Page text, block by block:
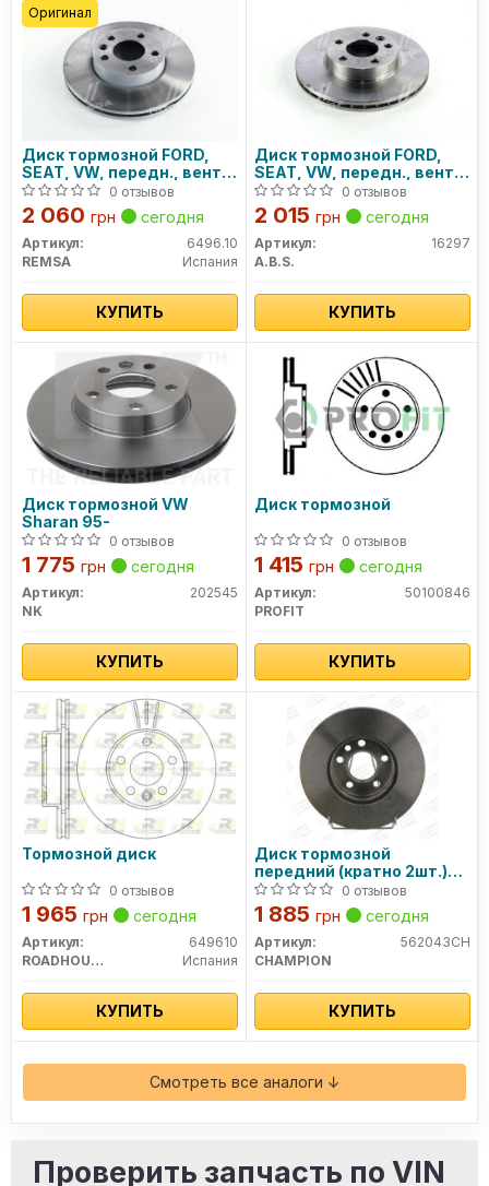
Диск тормозной FORD,
SEAT, VW, передн., вент.
(пр-во REMSA)0 отзывов
2 060 грн сегодня
Артикул:
6496.10
REMSA
Испания
КУПИТЬ
Оригинал
Диск тормозной FORD,
SEAT, VW, передн., вент.
(пр-во ABS)0 отзывов
2 015 грн сегодня
Артикул:
16297
A.B.S.
КУПИТЬ
Диск тормозной VW
Sharan 95-
0 отзывов
1 775 грн сегодня
Артикул:
202545
NK
КУПИТЬ
Диск тормозной
0 отзывов
1 415 грн сегодня
Артикул:
50100846
PROFIT
КУПИТЬ
Тормозной диск
0 отзывов
1 965 грн сегодня
Артикул:
649610
ROADHOUSE
Испания
КУПИТЬ
Диск тормозной
передний (кратно 2шт.)
Ford Galaxy (95-)/VW
Sharan (95-) (562043CH)
CHAMPION
0 отзывов
1 885 грн сегодня
Артикул:
562043CH
CHAMPION
КУПИТЬ
Смотреть все аналоги ↓
Проверить запчасть по VIN